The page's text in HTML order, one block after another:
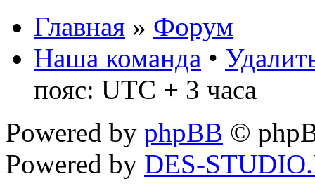
Главная » Форум
Наша команда •
пояс: UTC + 3 часа
Powered by phpBB ©
Powered by DES-